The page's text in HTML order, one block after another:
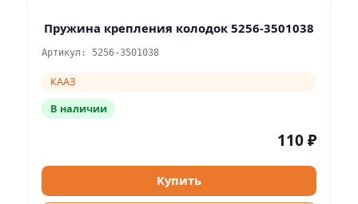
Пружина крепления колодок 5256-3501038
Артикул: 5256-3501038
КААЗ
В наличии
110 ₽
Купить